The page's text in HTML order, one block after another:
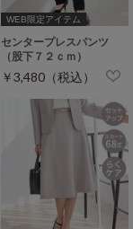
WEB限定アイテム
センタープレスパンツ
（股下７２ｃｍ）
￥3,480（税込）